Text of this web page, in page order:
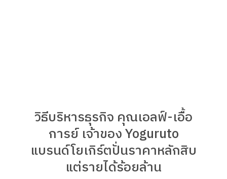
วิธีบริหารธุรกิจ คุณเอลฟ์-เอื้อ
การย์ เจ้าของ Yoguruto
แบรนด์โยเกิร์ตปั่นราคาหลักสิบ
แต่รายได้ร้อยล้าน